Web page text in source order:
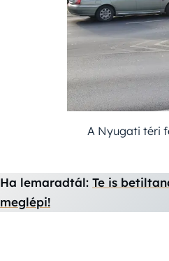
A Nyugati téri
Ha lemaradtál: Te is
meglépi!